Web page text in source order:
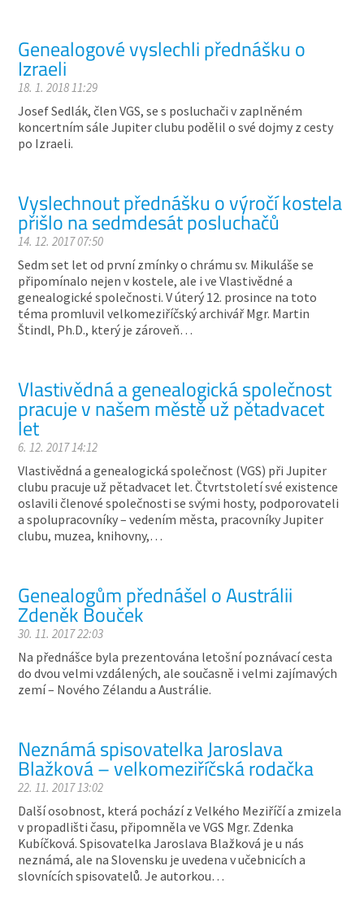
Genealogové vyslechli přednášku o
Izraeli
18. 1. 2018 11:29
Josef Sedlák, člen VGS, se s posluchači v zaplněném
koncertním sále Jupiter clubu podělil o své dojmy z cesty
po Izraeli.
Vyslechnout přednášku o výročí kostela
přišlo na sedmdesát posluchačů
14. 12. 2017 07:50
Sedm set let od první zmínky o chrámu sv. Mikuláše se
připomínalo nejen v kostele, ale i ve Vlastivědné a
genealogické společnosti. V úterý 12. prosince na toto
téma promluvil velkomeziříčský archivář Mgr. Martin
Štindl, Ph.D., který je zároveň…
Vlastivědná a genealogická společnost
pracuje v našem městě už pětadvacet
let
6. 12. 2017 14:12
Vlastivědná a genealogická společnost (VGS) při Jupiter
clubu pracuje už pětadvacet let. Čtvrtstoletí své existence
oslavili členové společnosti se svými hosty, podporovateli
a spolupracovníky – vedením města, pracovníky Jupiter
clubu, muzea, knihovny,…
Genealogům přednášel o Austrálii
Zdeněk Bouček
30. 11. 2017 22:03
Na přednášce byla prezentována letošní poznávací cesta
do dvou velmi vzdálených, ale současně i velmi zajímavých
zemí – Nového Zélandu a Austrálie.
Neznámá spisovatelka Jaroslava
Blažková – velkomeziříčská rodačka
22. 11. 2017 13:02
Další osobnost, která pochází z Velkého Meziříčí a zmizela
v propadlišti času, připomněla ve VGS Mgr. Zdenka
Kubíčková. Spisovatelka Jaroslava Blažková je u nás
neznámá, ale na Slovensku je uvedena v učebnicích a
slovnících spisovatelů. Je autorkou…